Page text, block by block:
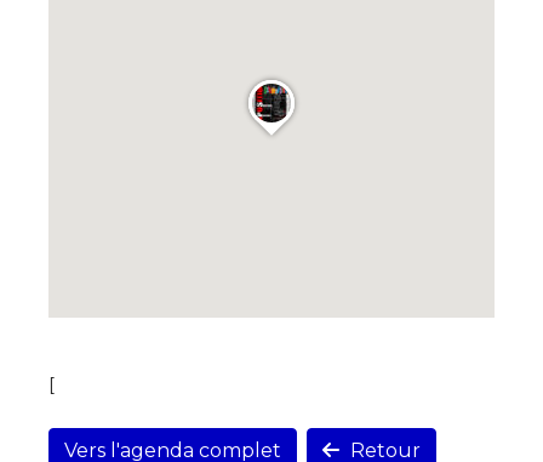
[
Vers l'agenda complet Retour